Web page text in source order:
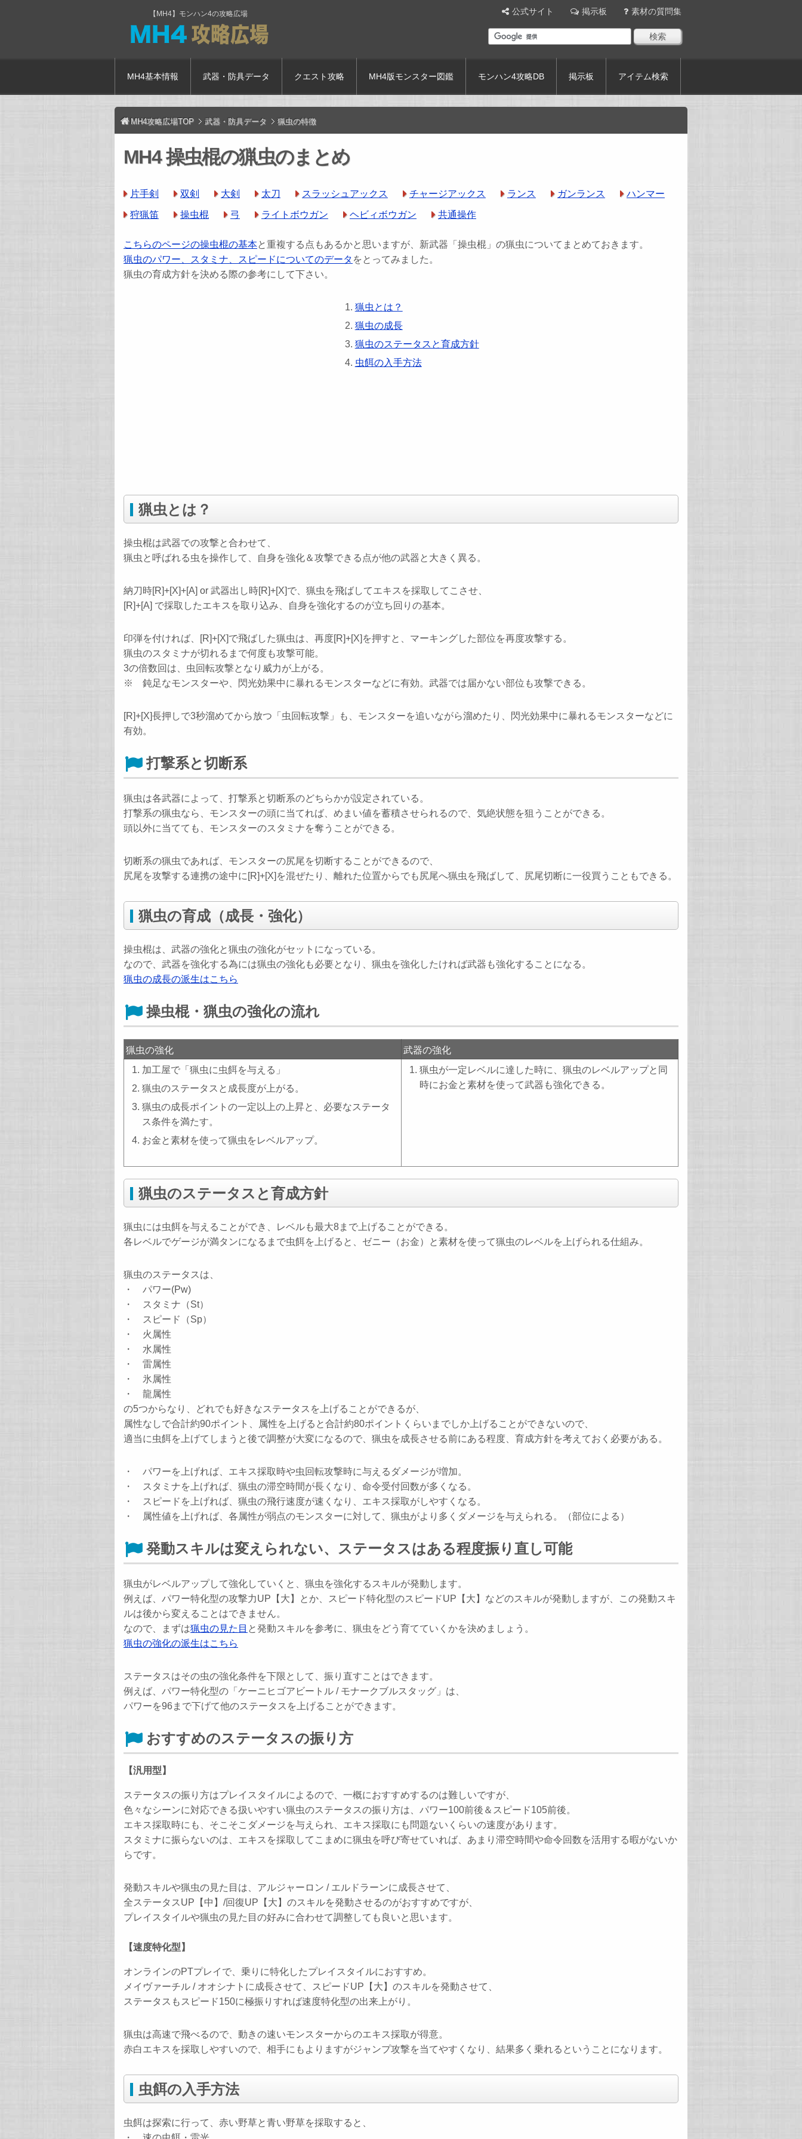
【MH4】モンハン4の攻略広場 公式サイト 掲示板 素材の質問集
MH4基本情報 武器・防具データ クエスト攻略 MH4版モンスター図鑑 モンハン4攻略DB 掲示板 アイテム検索
MH4攻略広場TOP 武器・防具データ 猟虫の特徴
MH4 操虫棍の猟虫のまとめ
片手剣 双剣 大剣 太刀 スラッシュアックス チャージアックス ランス ガンランス ハンマー
狩猟笛 操虫棍 弓 ライトボウガン ヘビィボウガン 共通操作
こちらのページの操虫棍の基本と重複する点もあるかと思いますが、新武器「操虫棍」の猟虫についてまとめておきます。
猟虫のパワー、スタミナ、スピードについてのデータ をとってみました。
猟虫の育成方針を決める際の参考にして下さい。
猟虫とは？
猟虫の成長
猟虫のステータスと育成方針
虫餌の入手方法
猟虫とは？
操虫棍は武器での攻撃と合わせて、
猟虫と呼ばれる虫を操作して、自身を強化＆攻撃できる点が他の武器と大きく異る。
納刀時[R]+[X]+[A] or 武器出し時[R]+[X]で、猟虫を飛ばしてエキスを採取してこさせ、
[R]+[A] で採取したエキスを取り込み、自身を強化するのが立ち回りの基本。
印弾を付ければ、[R]+[X]で飛ばした猟虫は、再度[R]+[X]を押すと、マーキングした部位を再度攻撃する。
猟虫のスタミナが切れるまで何度も攻撃可能。
3の倍数回は、虫回転攻撃となり威力が上がる。
※ 鈍足なモンスターや、閃光効果中に暴れるモンスターなどに有効。武器では届かない部位も攻撃できる。
[R]+[X]長押しで3秒溜めてから放つ「虫回転攻撃」も、モンスターを追いながら溜めたり、閃光効果中に暴れるモンスターなどに
有効。
打撃系と切断系
猟虫は各武器によって、打撃系と切断系のどちらかが設定されている。
打撃系の猟虫なら、モンスターの頭に当てれば、めまい値を蓄積させられるので、気絶状態を狙うことができる。
頭以外に当てても、モンスターのスタミナを奪うことができる。
切断系の猟虫であれば、モンスターの尻尾を切断することができるので、
尻尾を攻撃する連携の途中に[R]+[X]を混ぜたり、離れた位置からでも尻尾へ猟虫を飛ばして、尻尾切断に一役買うこともできる。
猟虫の育成（成長・強化）
操虫棍は、武器の強化と猟虫の強化がセットになっている。
なので、武器を強化する為には猟虫の強化も必要となり、猟虫を強化したければ武器も強化することになる。
猟虫の成長の派生はこちら
操虫棍・猟虫の強化の流れ
猟虫の強化
武器の強化
加工屋で「猟虫に虫餌を与える」
猟虫のステータスと成長度が上がる。
猟虫の成長ポイントの一定以上の上昇と、必要なステータ
ス条件を満たす。
お金と素材を使って猟虫をレベルアップ。
猟虫が一定レベルに達した時に、猟虫のレベルアップと同
時にお金と素材を使って武器も強化できる。
猟虫のステータスと育成方針
猟虫には虫餌を与えることができ、レベルも最大8まで上げることができる。
各レベルでゲージが満タンになるまで虫餌を上げると、ゼニー（お金）と素材を使って猟虫のレベルを上げられる仕組み。
猟虫のステータスは、
・ パワー(Pw)
・ スタミナ（St）
・ スピード（Sp）
・ 火属性
・ 水属性
・ 雷属性
・ 氷属性
・ 龍属性
の5つからなり、どれでも好きなステータスを上げることができるが、
属性なしで合計約90ポイント、属性を上げると合計約80ポイントくらいまでしか上げることができないので、
適当に虫餌を上げてしまうと後で調整が大変になるので、猟虫を成長させる前にある程度、育成方針を考えておく必要がある。
・ パワーを上げれば、エキス採取時や虫回転攻撃時に与えるダメージが増加。
・ スタミナを上げれば、猟虫の滞空時間が長くなり、命令受付回数が多くなる。
・ スピードを上げれば、猟虫の飛行速度が速くなり、エキス採取がしやすくなる。
・ 属性値を上げれば、各属性が弱点のモンスターに対して、猟虫がより多くダメージを与えられる。（部位による）
発動スキルは変えられない、ステータスはある程度振り直し可能
猟虫がレベルアップして強化していくと、猟虫を強化するスキルが発動します。
例えば、パワー特化型の攻撃力UP【大】とか、スピード特化型のスピードUP【大】などのスキルが発動しますが、この発動スキ
ルは後から変えることはできません。
なので、まずは猟虫の見た目 と発動スキルを参考に、猟虫をどう育てていくかを決めましょう。
猟虫の強化の派生はこちら
ステータスはその虫の強化条件を下限として、振り直すことはできます。
例えば、パワー特化型の「ケーニヒゴアビートル / モナークブルスタッグ」は、
パワーを96まで下げて他のステータスを上げることができます。
おすすめのステータスの振り方
【汎用型】
ステータスの振り方はプレイスタイルによるので、一概におすすめするのは難しいですが、
色々なシーンに対応できる扱いやすい猟虫のステータスの振り方は、パワー100前後＆スピード105前後。
エキス採取時にも、そこそこダメージを与えられ、エキス採取にも問題ないくらいの速度があります。
スタミナに振らないのは、エキスを採取してこまめに猟虫を呼び寄せていれば、あまり滞空時間や命令回数を活用する暇がないか
らです。
発動スキルや猟虫の見た目は、アルジャーロン / エルドラーンに成長させて、
全ステータスUP【中】/回復UP【大】のスキルを発動させるのがおすすめですが、
プレイスタイルや猟虫の見た目の好みに合わせて調整しても良いと思います。
【速度特化型】
オンラインのPTプレイで、乗りに特化したプレイスタイルにおすすめ。
メイヴァーチル / オオシナトに成長させて、スピードUP【大】のスキルを発動させて、
ステータスもスピード150に極振りすれば速度特化型の出来上がり。
猟虫は高速で飛べるので、動きの速いモンスターからのエキス採取が得意。
赤白エキスを採取しやすいので、相手にもよりますがジャンプ攻撃を当てやすくなり、結果多く乗れるということになります。
虫餌の入手方法
虫餌は探索に行って、赤い野草と青い野草を採取すると、